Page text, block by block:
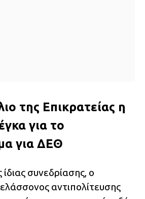
της Επικρατείας η
για το
για ΔΕΘ
ίδιας συνεδρίασης, ο
αντιπολίτευσης